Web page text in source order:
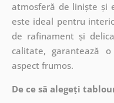
atmosferă de liniște și
este ideal pentru
de rafinament și
calitate, garantează
aspect frumos.
De ce să alegeți